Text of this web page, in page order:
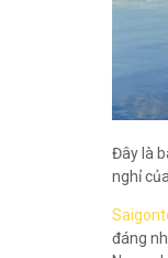
Đây là
nghỉ
đáng